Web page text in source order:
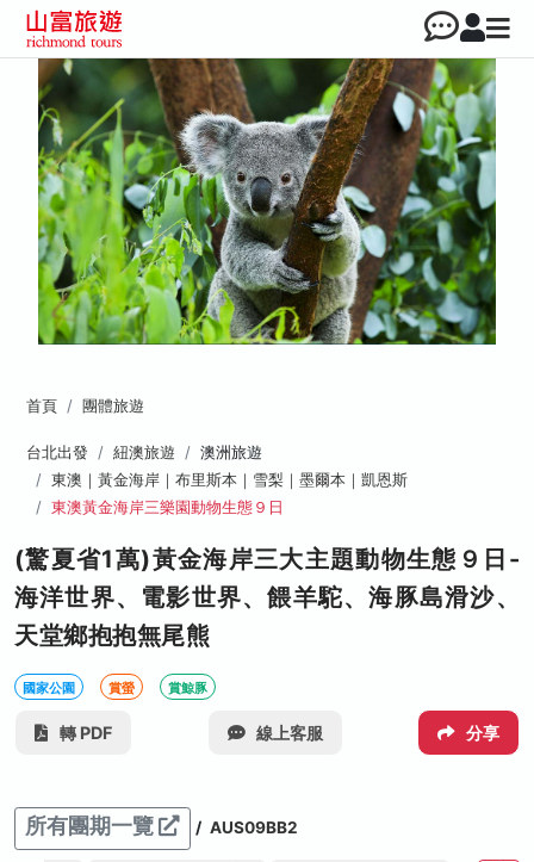
首頁 團體旅遊
台北出發 紐澳旅遊
澳洲旅遊
東澳｜黃金海岸｜布里斯本｜雪梨｜墨爾本｜凱恩斯
東澳黃金海岸三樂園動物生態９日
(驚夏省1萬)黃金海岸三大主題動物生態９日-
海洋世界、電影世界、餵羊駝、海豚島滑沙、
天堂鄉抱抱無尾熊
國家公園 賞螢 賞鯨豚
轉 PDF 線上客服 分享
所有團期一覽 / AUS09BB2